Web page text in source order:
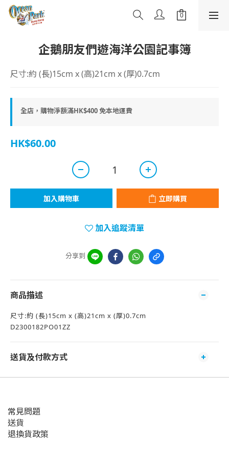
企鵝朋友們遊海洋公園記事簿
尺寸:約 (長)15cm x (高)21cm x (厚)0.7cm
全店，購物淨額滿HK$400 免本地運費
HK$60.00
加入購物車 立即購買
加入追蹤清單
分享到
商品描述
尺寸:約 (長)15cm x (高)21cm x (厚)0.7cm
D2300182PO01ZZ
送貨及付款方式
常見問題
送貨
退換貨政策